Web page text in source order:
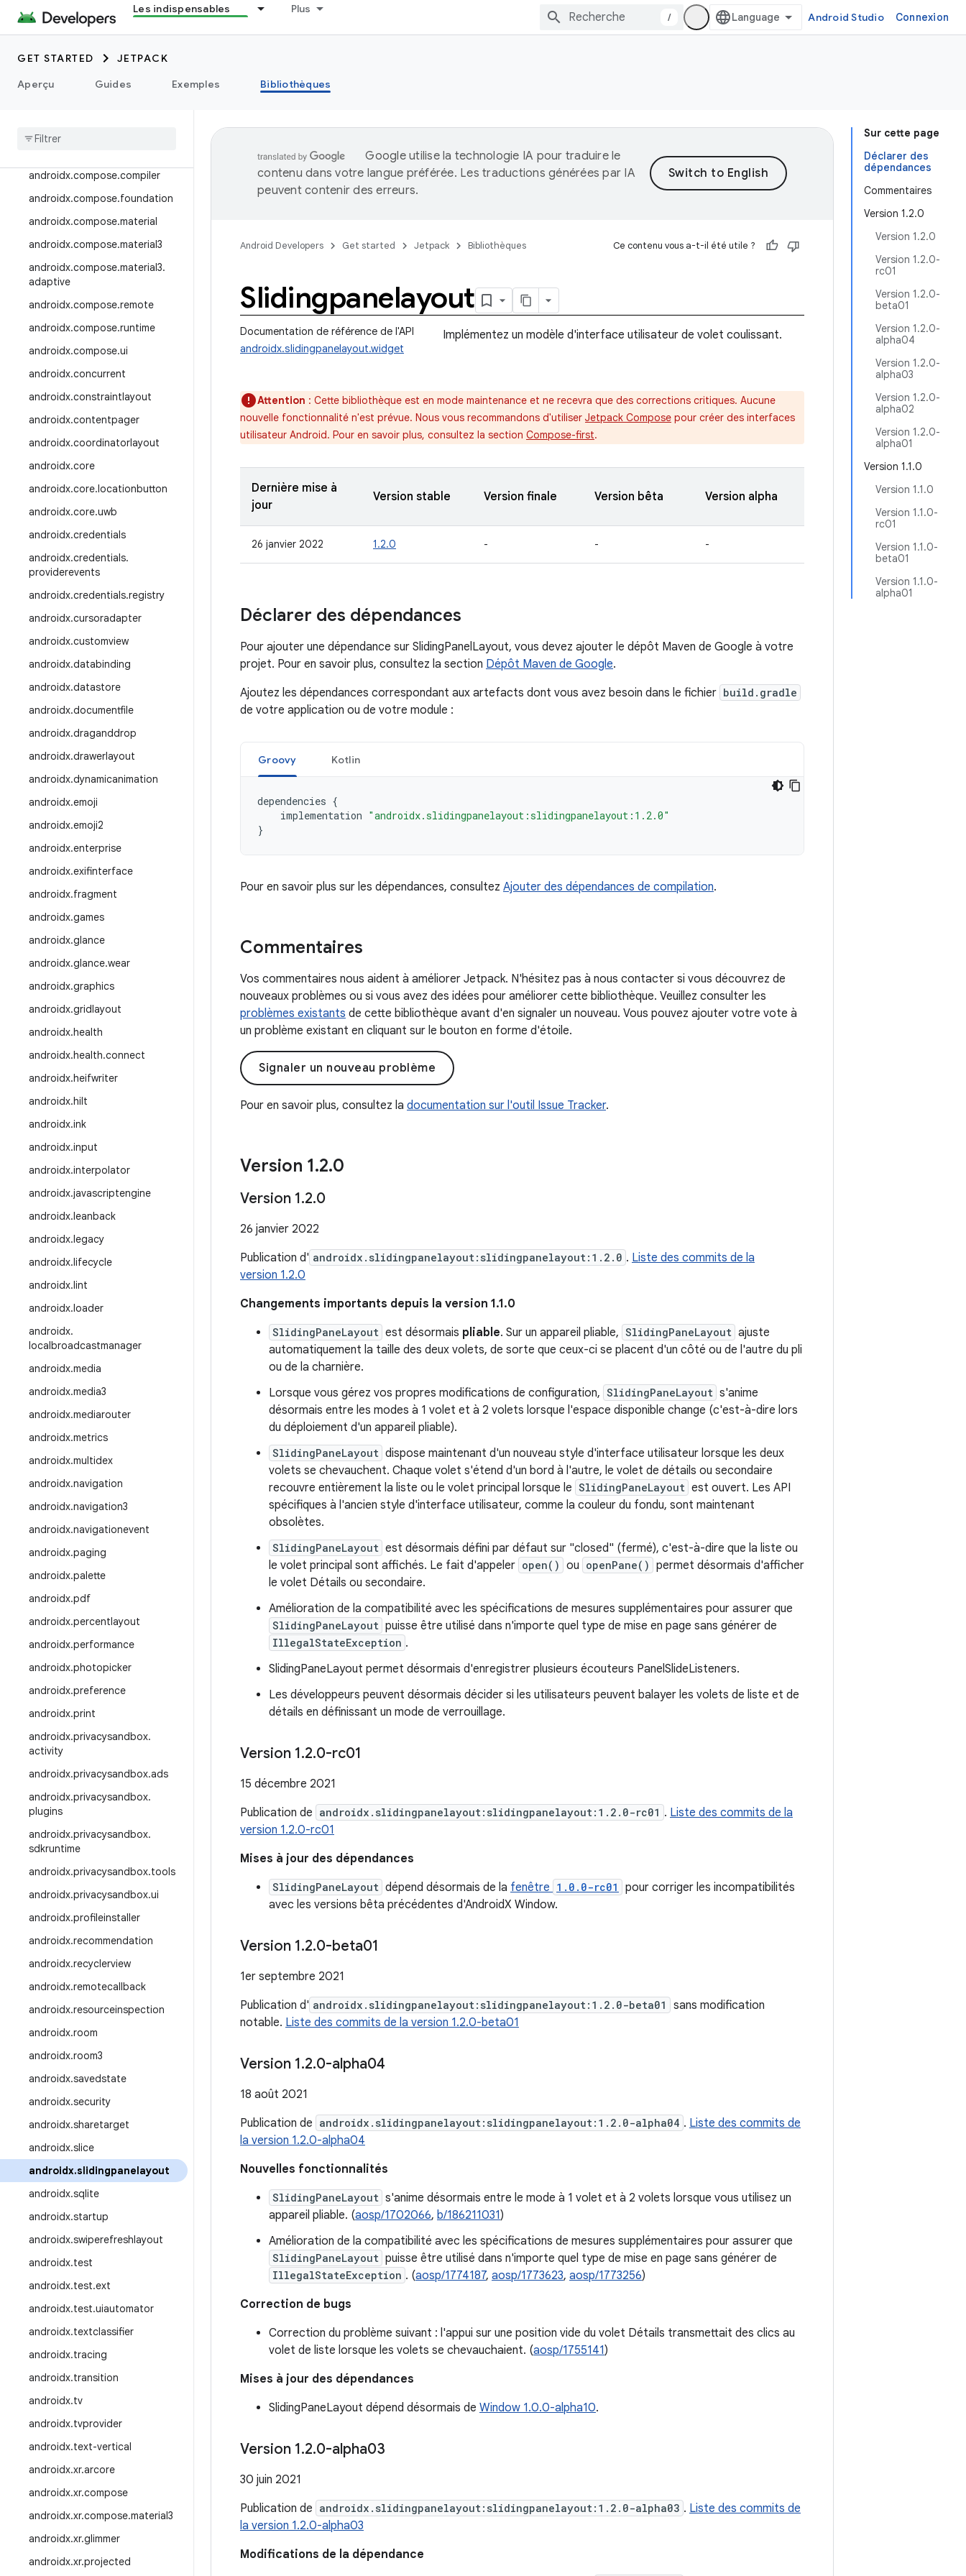
Les indispensables Plus
/ Android Studio Connexion
GET STARTED
JETPACK
Aperçu
Guides Exemples Bibliothèques
androidx.camera.viewfinder
androidx.car
androidx.car.app
androidx.cardview
androidx.compose.compiler
androidx.compose.foundation
androidx.compose.material
androidx.compose.material3
androidx.compose.material3.
adaptive
androidx.compose.remote
androidx.compose.runtime
androidx.compose.ui
androidx.concurrent
androidx.constraintlayout
androidx.contentpager
androidx.coordinatorlayout
androidx.core
androidx.core.locationbutton
androidx.core.uwb
androidx.credentials
androidx.credentials.
providerevents
androidx.credentials.registry
androidx.cursoradapter
androidx.customview
androidx.databinding
androidx.datastore
androidx.documentfile
androidx.draganddrop
androidx.drawerlayout
androidx.dynamicanimation
androidx.emoji
androidx.emoji2
androidx.enterprise
androidx.exifinterface
androidx.fragment
androidx.games
androidx.glance
androidx.glance.wear
androidx.graphics
androidx.gridlayout
androidx.health
androidx.health.connect
androidx.heifwriter
androidx.hilt
androidx.ink
androidx.input
androidx.interpolator
androidx.javascriptengine
androidx.leanback
androidx.legacy
androidx.lifecycle
androidx.lint
androidx.loader
androidx.
localbroadcastmanager
androidx.media
androidx.media3
androidx.mediarouter
androidx.metrics
androidx.multidex
androidx.navigation
androidx.navigation3
androidx.navigationevent
androidx.paging
androidx.palette
androidx.pdf
androidx.percentlayout
androidx.performance
androidx.photopicker
androidx.preference
androidx.print
androidx.privacysandbox.
activity
androidx.privacysandbox.ads
androidx.privacysandbox.
plugins
androidx.privacysandbox.
sdkruntime
androidx.privacysandbox.tools
androidx.privacysandbox.ui
androidx.profileinstaller
androidx.recommendation
androidx.recyclerview
androidx.remotecallback
androidx.resourceinspection
androidx.room
androidx.room3
androidx.savedstate
androidx.security
androidx.sharetarget
androidx.slice
androidx.slidingpanelayout
androidx.sqlite
androidx.startup
androidx.swiperefreshlayout
androidx.test
androidx.test.ext
androidx.test.uiautomator
androidx.textclassifier
androidx.tracing
androidx.transition
androidx.tv
androidx.tvprovider
androidx.text-vertical
androidx.xr.arcore
androidx.xr.compose
androidx.xr.compose.material3
androidx.xr.glimmer
androidx.xr.projected
Sur cette page
Déclarer des
dépendances
Commentaires
Version 1.2.0
Version 1.2.0
Version 1.2.0-
rc01
Version 1.2.0-
beta01
Version 1.2.0-
alpha04
Version 1.2.0-
alpha03
Version 1.2.0-
alpha02
Version 1.2.0-
alpha01
Version 1.1.0
Version 1.1.0
Version 1.1.0-
rc01
Version 1.1.0-
beta01
Version 1.1.0-
alpha01
Google utilise la technologie IA pour traduire le
contenu dans votre langue préférée. Les traductions générées par IA
peuvent contenir des erreurs.
Android Developers Get started Jetpack Bibliothèques Ce contenu vous a-t-il été utile ?
Slidingpanelayout
Documentation de référence de l'API
androidx.slidingpanelayout.widget
Implémentez un modèle d'interface utilisateur de volet coulissant.
Attention : Cette bibliothèque est en mode maintenance et ne recevra que des corrections critiques. Aucune
nouvelle fonctionnalité n'est prévue. Nous vous recommandons d'utiliser Jetpack Compose pour créer des interfaces
utilisateur Android. Pour en savoir plus, consultez la section Compose-first.
Dernière mise à
jour
Version stable Version finale Version bêta Version alpha
26 janvier 2022 1.2.0 - - -
Déclarer des dépendances
Pour ajouter une dépendance sur SlidingPanelLayout, vous devez ajouter le dépôt Maven de Google à votre
projet. Pour en savoir plus, consultez la section Dépôt Maven de Google.
Ajoutez les dépendances correspondant aux artefacts dont vous avez besoin dans le fichier build.gradle
de votre application ou de votre module :
Groovy Kotlin
dependencies {
implementation "androidx.slidingpanelayout:slidingpanelayout:1.2.0"
}
Pour en savoir plus sur les dépendances, consultez Ajouter des dépendances de compilation.
Commentaires
Vos commentaires nous aident à améliorer Jetpack. N'hésitez pas à nous contacter si vous découvrez de
nouveaux problèmes ou si vous avez des idées pour améliorer cette bibliothèque. Veuillez consulter les
problèmes existants de cette bibliothèque avant d'en signaler un nouveau. Vous pouvez ajouter votre vote à
un problème existant en cliquant sur le bouton en forme d'étoile.
Signaler un nouveau problème
Pour en savoir plus, consultez la documentation sur l'outil Issue Tracker.
Version 1.2.0
Version 1.2.0
26 janvier 2022
Publication d' androidx.slidingpanelayout:slidingpanelayout:1.2.0 . Liste des commits de la
version 1.2.0
Changements importants depuis la version 1.1.0
SlidingPaneLayout est désormais pliable. Sur un appareil pliable, SlidingPaneLayout ajuste
automatiquement la taille des deux volets, de sorte que ceux-ci se placent d'un côté ou de l'autre du pli
ou de la charnière.
Lorsque vous gérez vos propres modifications de configuration, SlidingPaneLayout s'anime
désormais entre les modes à 1 volet et à 2 volets lorsque l'espace disponible change (c'est-à-dire lors
du déploiement d'un appareil pliable).
SlidingPaneLayout dispose maintenant d'un nouveau style d'interface utilisateur lorsque les deux
volets se chevauchent. Chaque volet s'étend d'un bord à l'autre, le volet de détails ou secondaire
recouvre entièrement la liste ou le volet principal lorsque le SlidingPaneLayout est ouvert. Les API
spécifiques à l'ancien style d'interface utilisateur, comme la couleur du fondu, sont maintenant
obsolètes.
SlidingPaneLayout est désormais défini par défaut sur "closed" (fermé), c'est-à-dire que la liste ou
le volet principal sont affichés. Le fait d'appeler open() ou openPane() permet désormais d'afficher
le volet Détails ou secondaire.
Amélioration de la compatibilité avec les spécifications de mesures supplémentaires pour assurer que
SlidingPaneLayout puisse être utilisé dans n'importe quel type de mise en page sans générer de
IllegalStateException .
SlidingPaneLayout permet désormais d'enregistrer plusieurs écouteurs PanelSlideListeners.
Les développeurs peuvent désormais décider si les utilisateurs peuvent balayer les volets de liste et de
détails en définissant un mode de verrouillage.
Version 1.2.0-rc01
15 décembre 2021
Publication de androidx.slidingpanelayout:slidingpanelayout:1.2.0-rc01 . Liste des commits de la
version 1.2.0-rc01
Mises à jour des dépendances
SlidingPaneLayout dépend désormais de la fenêtre 1.0.0-rc01
pour corriger les incompatibilités
avec les versions bêta précédentes d'AndroidX Window.
Version 1.2.0-beta01
1er septembre 2021
Publication d' androidx.slidingpanelayout:slidingpanelayout:1.2.0-beta01
sans modification
notable. Liste des commits de la version 1.2.0-beta01
Version 1.2.0-alpha04
18 août 2021
Publication de androidx.slidingpanelayout:slidingpanelayout:1.2.0-alpha04 . Liste des commits de
la version 1.2.0-alpha04
Nouvelles fonctionnalités
SlidingPaneLayout s'anime désormais entre le mode à 1 volet et à 2 volets lorsque vous utilisez un
appareil pliable. (aosp/1702066, b/186211031)
Amélioration de la compatibilité avec les spécifications de mesures supplémentaires pour assurer que
SlidingPaneLayout puisse être utilisé dans n'importe quel type de mise en page sans générer de
IllegalStateException . (aosp/1774187, aosp/1773623, aosp/1773256)
Correction de bugs
Correction du problème suivant : l'appui sur une position vide du volet Détails transmettait des clics au
volet de liste lorsque les volets se chevauchaient. (aosp/1755141)
Mises à jour des dépendances
SlidingPaneLayout dépend désormais de Window 1.0.0-alpha10.
Version 1.2.0-alpha03
30 juin 2021
Publication de androidx.slidingpanelayout:slidingpanelayout:1.2.0-alpha03 . Liste des commits de
la version 1.2.0-alpha03
Modifications de la dépendance